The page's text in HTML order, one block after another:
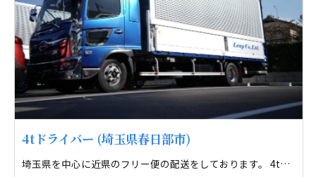
4tドライバー (埼玉県春日部市)
埼玉県を中心に近県のフリー便の配送をしております。 4tトラックにて主に雑貨の配送しております。 フリー便は毎日違う所へ配送するので ドライブ好きにはピッタリです。未経験者も多数活躍しております。 運送業界で心配なのが交通事故。全車デジタコを装着し、スピードの出しすぎや、 急ブレーキ、急ハンドルなど事務所で管理をしております。 また毎月安全運転会議も行っています。ドライバーさん及び、 その家族が安心できる職場を目指し取り組んでいます。